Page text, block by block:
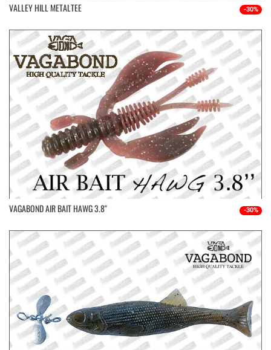
VALLEY HILL METALTEE -30%
VAGABOND AIR BAIT HAWG 3.8" -30%